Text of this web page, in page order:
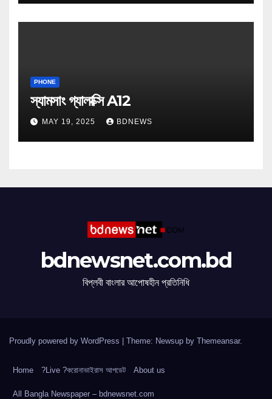
PHONE
স্যামসাং গ্যালাক্সি A12
MAY 19, 2025 BDNEWS
bdnewsnet.com.bd
বিপ্লবী বাংলার আপোষহীন প্রতিনিধি
Proudly powered by WordPress | Theme: Newsup by Themeansar.
Home ?Live ?করোনাভাইরাস আপডেট About us
All Bangla Newspaper – bdnewsnet.com